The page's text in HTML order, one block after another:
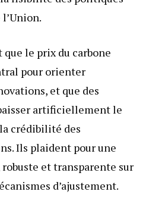
le prix du carbone
pour orienter
et que des
artificiellement le
crédibilité des
Ils plaident pour une
et transparente sur
d’ajustement.